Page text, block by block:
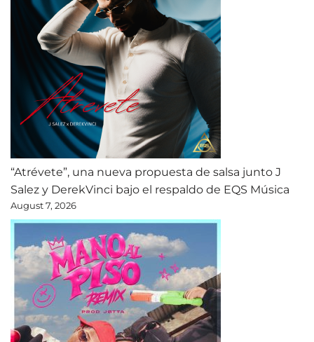
“Atrévete”, una nueva propuesta de salsa junto J
Salez y DerekVinci bajo el respaldo de EQS Música
August 7, 2026